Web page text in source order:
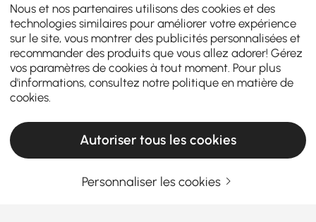
Products in the current category have been updated to show the latest 3 items
Nous et nos partenaires utilisons des cookies et des
technologies similaires pour améliorer votre expérience
sur le site, vous montrer des publicités personnalisées et
recommander des produits que vous allez adorer! Gérez
vos paramètres de cookies à tout moment. Pour plus
d'informations, consultez notre politique en matière de
cookies
Autoriser tous les cookies
Personnaliser les cookies